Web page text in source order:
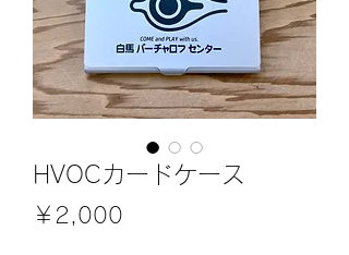
HVOCカードケース
￥2,000